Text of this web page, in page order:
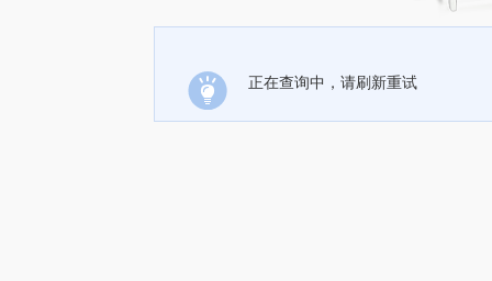
正在查询中，请刷新重试